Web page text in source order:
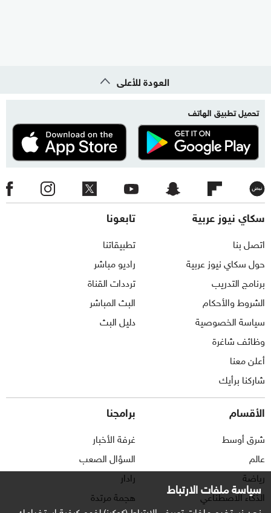
سياسة ملفات الارتباط
العودة للأعلى
تحميل تطبيق الهاتف
سكاي نيوز عربية
اتصل بنا
حول سكاي نيوز عربية
برنامج التدريب
الشروط والأحكام
سياسة الخصوصية
وظائف شاغرة
أعلن معنا
شاركنا برأيك
تابعونا
تطبيقاتنا
راديو مباشر
ترددات القناة
البث المباشر
دليل البث
الأقسام
شرق أوسط
عالم
رياضة
الذكاء الاصطناعي
برامجنا
غرفة الأخبار
السؤال الصعب
رادار
هجمة مرتدة